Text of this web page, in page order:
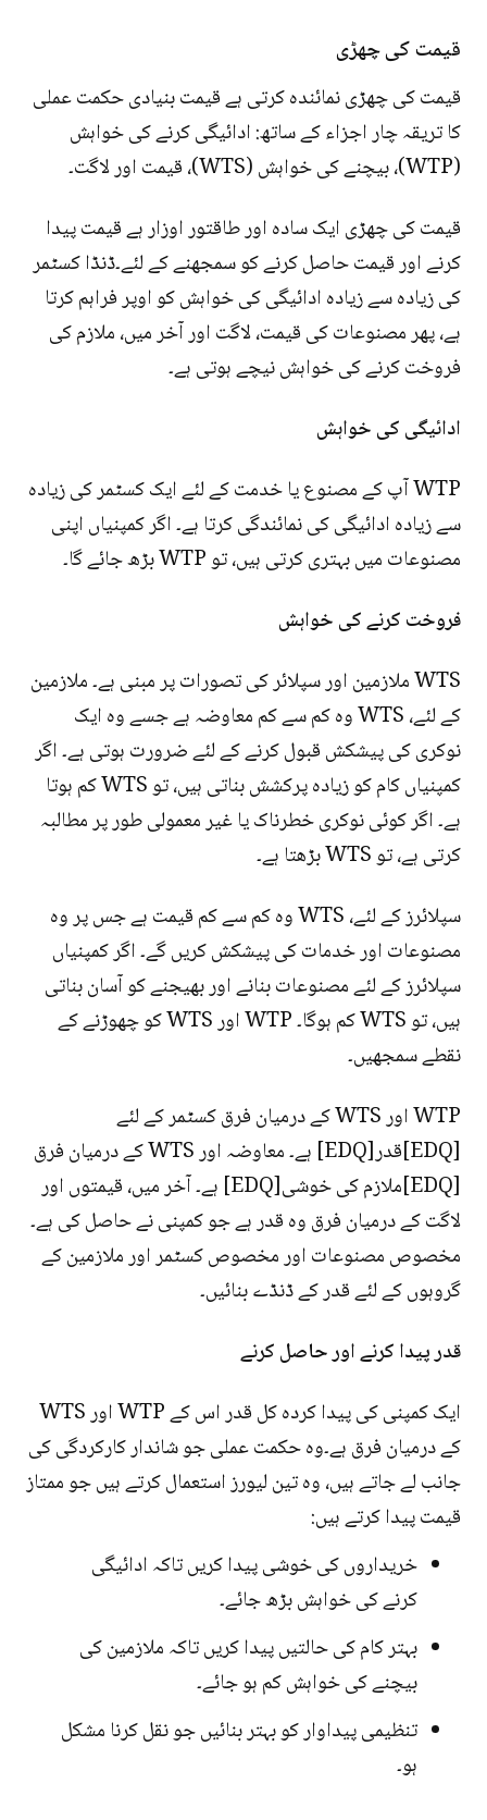
قیمت کی چھڑی
قیمت کی چھڑی نمائندہ کرتی ہے قیمت بنیادی حکمت عملی
کا تریقہ چار اجزاء کے ساتھ: ادائیگی کرنے کی خواہش
(WTP)، بیچنے کی خواہش (WTS)، قیمت اور لاگت۔
قیمت کی چھڑی ایک سادہ اور طاقتور اوزار ہے قیمت پیدا
کرنے اور قیمت حاصل کرنے کو سمجھنے کے لئے۔ڈنڈا کسٹمر
کی زیادہ سے زیادہ ادائیگی کی خواہش کو اوپر فراہم کرتا
ہے، پھر مصنوعات کی قیمت، لاگت اور آخر میں، ملازم کی
فروخت کرنے کی خواہش نیچے ہوتی ہے۔
ادائیگی کی خواہش
WTP آپ کے مصنوع یا خدمت کے لئے ایک کسٹمر کی زیادہ
سے زیادہ ادائیگی کی نمائندگی کرتا ہے۔ اگر کمپنیاں اپنی
مصنوعات میں بہتری کرتی ہیں، تو WTP بڑھ جائے گا۔
فروخت کرنے کی خواہش
WTS ملازمین اور سپلائر کی تصورات پر مبنی ہے۔ ملازمین
کے لئے، WTS وہ کم سے کم معاوضہ ہے جسے وہ ایک
نوکری کی پیشکش قبول کرنے کے لئے ضرورت ہوتی ہے۔ اگر
کمپنیاں کام کو زیادہ پرکشش بناتی ہیں، تو WTS کم ہوتا
ہے۔ اگر کوئی نوکری خطرناک یا غیر معمولی طور پر مطالبہ
کرتی ہے، تو WTS بڑھتا ہے۔
سپلائرز کے لئے، WTS وہ کم سے کم قیمت ہے جس پر وہ
مصنوعات اور خدمات کی پیشکش کریں گے۔ اگر کمپنیاں
سپلائرز کے لئے مصنوعات بنانے اور بھیجنے کو آسان بناتی
ہیں، تو WTS کم ہوگا۔ WTP اور WTS کو چھوڑنے کے
نقطے سمجھیں۔
WTP اور WTS کے درمیان فرق کسٹمر کے لئے
[EDQ]قدر[EDQ] ہے۔ معاوضہ اور WTS کے درمیان فرق
[EDQ]ملازم کی خوشی[EDQ] ہے۔ آخر میں، قیمتوں اور
لاگت کے درمیان فرق وہ قدر ہے جو کمپنی نے حاصل کی ہے۔
مخصوص مصنوعات اور مخصوص کسٹمر اور ملازمین کے
گروہوں کے لئے قدر کے ڈنڈے بنائیں۔
قدر پیدا کرنے اور حاصل کرنے
ایک کمپنی کی پیدا کردہ کل قدر اس کے WTP اور WTS
کے درمیان فرق ہے۔وہ حکمت عملی جو شاندار کارکردگی کی
جانب لے جاتے ہیں، وہ تین لیورز استعمال کرتے ہیں جو ممتاز
قیمت پیدا کرتے ہیں:
خریداروں کی خوشی پیدا کریں تاکہ ادائیگی
کرنے کی خواہش بڑھ جائے۔
بہتر کام کی حالتیں پیدا کریں تاکہ ملازمین کی
بیچنے کی خواہش کم ہو جائے۔
تنظیمی پیداوار کو بہتر بنائیں جو نقل کرنا مشکل
ہو۔